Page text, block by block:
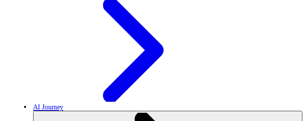
AI Journey